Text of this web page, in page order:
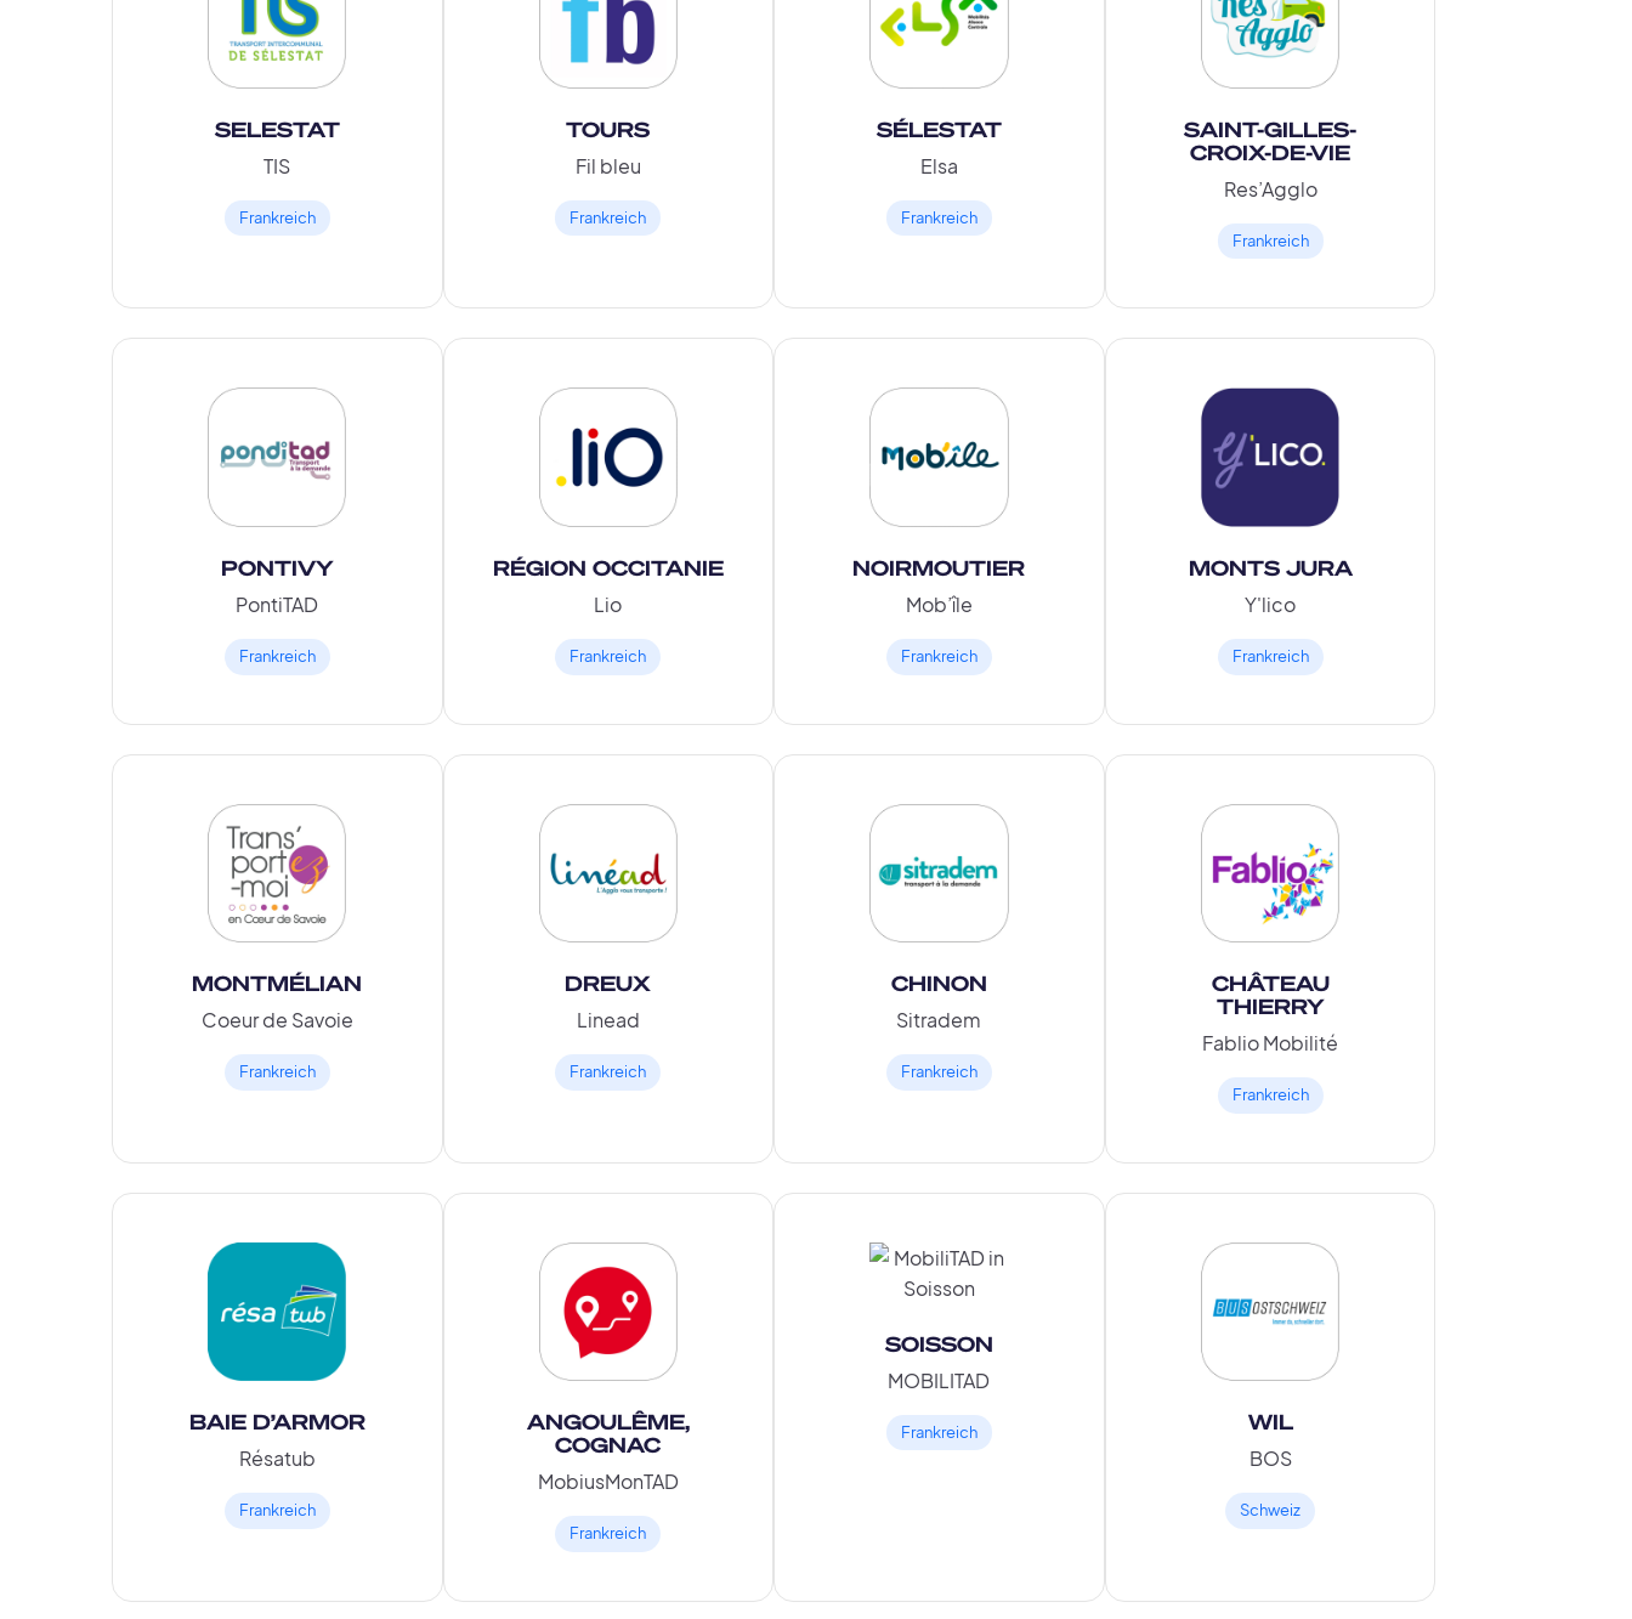
SELESTAT
TIS
Frankreich
TOURS
Fil bleu
Frankreich
SÉLESTAT
Elsa
Frankreich
SAINT-GILLES-
CROIX-DE-VIE
Res’Agglo
Frankreich
PONTIVY
PontiTAD
Frankreich
RÉGION OCCITANIE
Lio
Frankreich
NOIRMOUTIER
Mob’île
Frankreich
MONTS JURA
Y'lico
Frankreich
MONTMÉLIAN
Coeur de Savoie
Frankreich
DREUX
Linead
Frankreich
CHINON
Sitradem
Frankreich
CHÂTEAU
THIERRY
Fablio Mobilité
Frankreich
BAIE D’ARMOR
Résatub
Frankreich
ANGOULÊME,
COGNAC
MobiusMonTAD
Frankreich
SOISSON
MOBILITAD
Frankreich WIL
BOS
Schweiz